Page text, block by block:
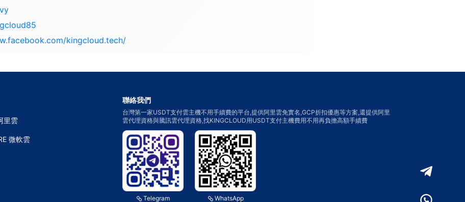
kingcloud.tech/
里雲
微軟雲
聯絡我們
台灣第一家USDT支付雲主機不用手續費的平台,提供阿里雲免實名,GCP折扣優惠等方案,還提供阿里
雲代理資格與騰訊雲代理資格,找KINGCLOUD用USDT支付主機費用不用再負擔高額手續費
Telegram WhatsApp